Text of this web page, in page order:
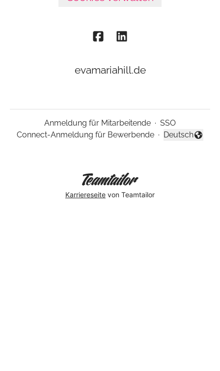
evamariahill.de
Anmeldung für Mitarbeitende · SSO
Connect-Anmeldung für Bewerbende ·
Sprache
Deutsch
Karriereseite von Teamtailor